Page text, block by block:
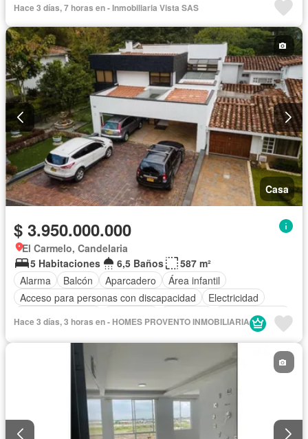
Hace 3 días, 7 horas en - Inmobiliaria Vista SAS
Casa
$ 3.950.000.000
El Carmelo, Candelaria
5 Habitaciones
6,5 Baños
587 m²
Alarma
Balcón Aparcadero
Área infantil
Acceso para personas con discapacidad
Electricidad
Cocina integral
Hace 3 días, 3 horas en - HOMES PROVENTO INMOBILIARIA